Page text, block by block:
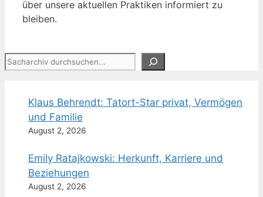
über unsere aktuellen Praktiken informiert zu
bleiben.
Suchen
Klaus Behrendt: Tatort-Star privat, Vermögen
und Familie
August 2, 2026
Emily Ratajkowski: Herkunft, Karriere und
Beziehungen
August 2, 2026